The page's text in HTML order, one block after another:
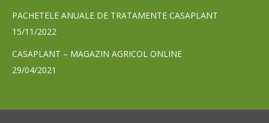
PACHETELE ANUALE DE TRATAMENTE CASAPLANT
15/11/2022
CASAPLANT – MAGAZIN AGRICOL ONLINE
29/04/2021